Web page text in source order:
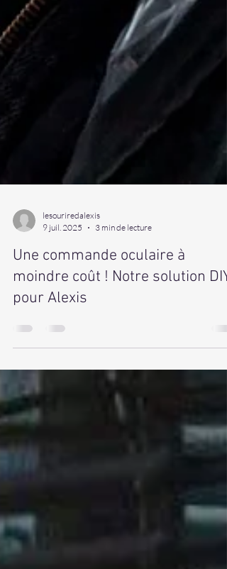
9 juil. 2025
3 min de lecture
Une commande oculaire à
moindre coût ! Notre solution DIY
pour Alexis